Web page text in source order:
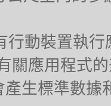
行動裝置執
關應用程式
產生標準數據